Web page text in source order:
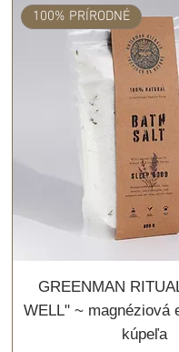
100% PRÍRODNÉ
GREENMAN
WELL" ~ magnéziová
kúpeľa